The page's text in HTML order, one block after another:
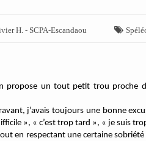
H. - SCPA-Escandaou 
propose un tout petit trou proche
j’avais toujours une bonne
», « c’est trop tard », « je suis
en respectant une certaine sobriété